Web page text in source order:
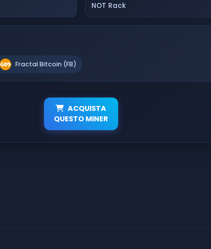
NOT Rack
Fractal Bitcoin (FB)
ACQUISTA
QUESTO MINER